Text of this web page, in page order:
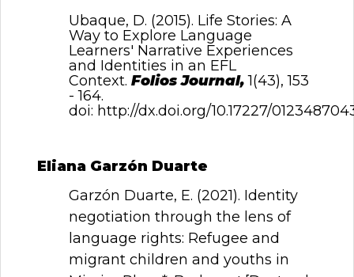
Ubaque, D. (2015). Life Stories: A
Way to Explore Language
Learners' Narrative Experiences
and Identities in an EFL
Context. Folios Journal,1(43), 153
- 164.
doi: http://dx.doi.org/10.17227/
Eliana Garzón Duarte
Garzón Duarte, E. (2021). Identity
negotiation through the lens of
language rights: Refugee and
migrant children and youths in